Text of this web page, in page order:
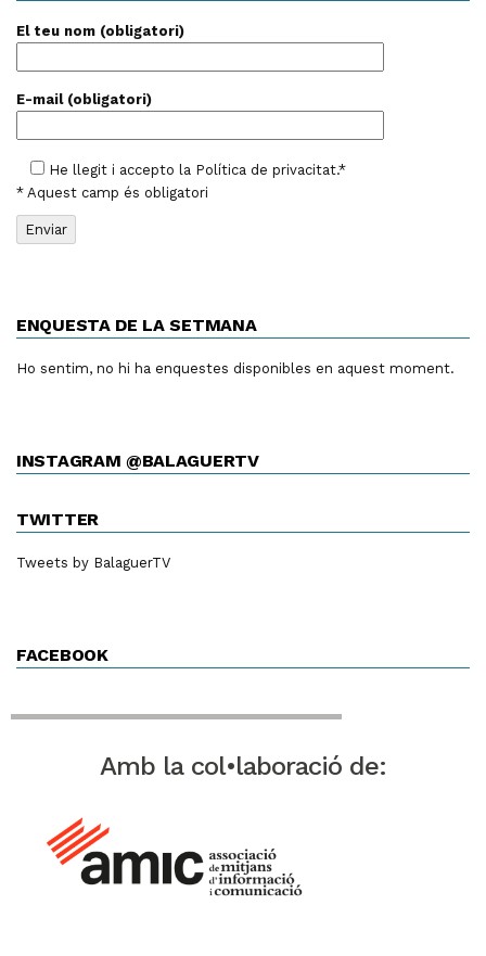
El teu nom (obligatori)
E-mail (obligatori)
He llegit i accepto la Política de privacitat.*
* Aquest camp és obligatori
ENQUESTA DE LA SETMANA
Ho sentim, no hi ha enquestes disponibles en aquest moment.
INSTAGRAM @BALAGUERTV
TWITTER
Tweets by BalaguerTV
FACEBOOK
Amb la col•laboració de: